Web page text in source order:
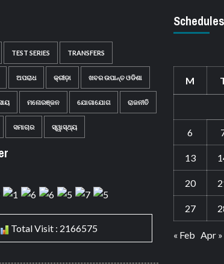
TEST SERIES TRANSFERS
ଅପରାଧ କ୍ରୀଡ଼ା ଖବର ଉପାନ୍ତ ଓଡିଶା
ମନୋରଞ୍ଜନ ଯୋଗାଯୋଗ ରାଜନୀତି
ସମାଚାର ସ୍ୱାସ୍ଥ୍ୟ
Total Visit : 2166575
Schedules
M
6
13
20
27
« Feb Apr »